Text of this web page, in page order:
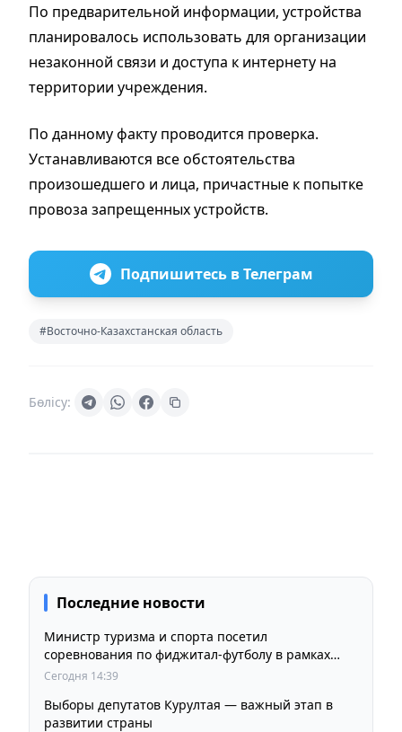
По предварительной информации, устройства
планировалось использовать для организации
незаконной связи и доступа к интернету на
территории учреждения.
По данному факту проводится проверка.
Устанавливаются все обстоятельства
произошедшего и лица, причастные к попытке
провоза запрещенных устройств.
Подпишитесь в Телеграм
#Восточно-Казахстанская область
Бөлісу:
Последние новости
Министр туризма и спорта посетил
соревнования по фиджитал-футболу в рамках
«Игр Будущего 2026»
Сегодня 14:39
Выборы депутатов Курултая — важный этап в
развитии страны